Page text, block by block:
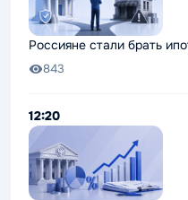
Россияне стали брать
843
12:20